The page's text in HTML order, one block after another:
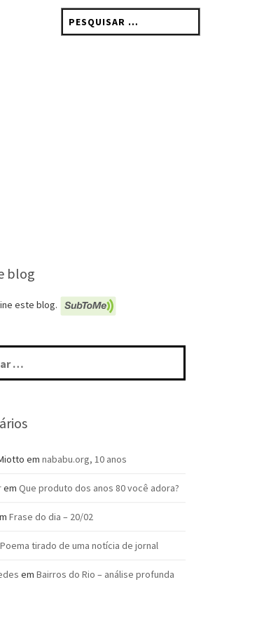
por:
blog
este blog.
em nababu.org, 10 anos
em Que produto dos anos 80 você adora?
Frase do dia – 20/02
Poema tirado de uma notícia de jornal
em Bairros do Rio – análise profunda